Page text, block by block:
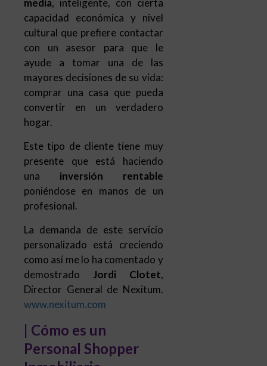
mayores decisiones de su vida:
comprar una casa que pueda
convertir en un verdadero
hogar.
Este tipo de cliente tiene muy
presente que está haciendo
unainversión rentable
poniéndose en manos de un
La demanda de este servicio
personalizado está creciendo
como así me lo ha comentado y
demostrado
www.nexitum.com
|Cómo es un
Personal Shopper
Inmobiliario
Jordi es unpersonal shopper
inmobiliariocomo la copa de un